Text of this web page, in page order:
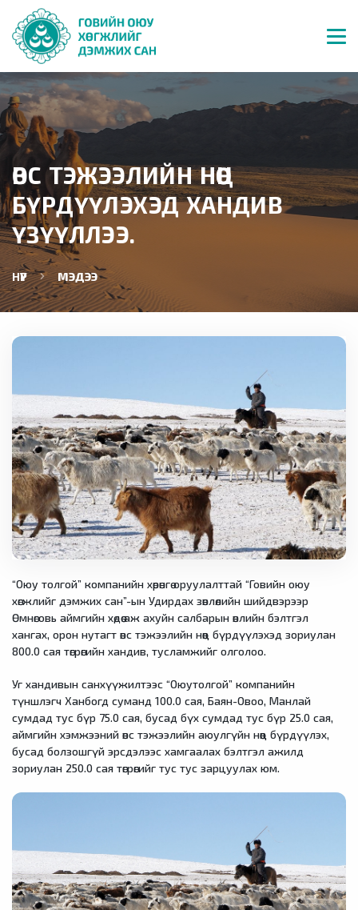
ӨВС ТЭЖЭЭЛИЙН НӨӨЦ
БҮРДҮҮЛЭХЭД ХАНДИВ
ҮЗҮҮЛЛЭЭ.
НҮҮР МЭДЭЭ
“Оюу толгой” компанийн хөрөнгө оруулалттай “Говийн оюу
хөгжлийг дэмжих сан”-ын Удирдах зөвлөлийн шийдвэрээр
Өмнөговь аймгийн хөдөө аж ахуйн салбарын өвлийн бэлтгэл
хангах, орон нутагт өвс тэжээлийн нөөц бүрдүүлэхэд зориулан
800.0 сая төгрөгийн хандив, тусламжийг олголоо.
Уг хандивын санхүүжилтээс “Оюутолгой” компанийн
түншлэгч Ханбогд суманд 100.0 сая, Баян-Овоо, Манлай
сумдад тус бүр 75.0 сая, бусад бүх сумдад тус бүр 25.0 сая,
аймгийн хэмжээний өвс тэжээлийн аюулгүйн нөөц бүрдүүлэх,
бусад болзошгүй эрсдэлээс хамгаалах бэлтгэл ажилд
зориулан 250.0 сая төгрөгийг тус тус зарцуулах юм.